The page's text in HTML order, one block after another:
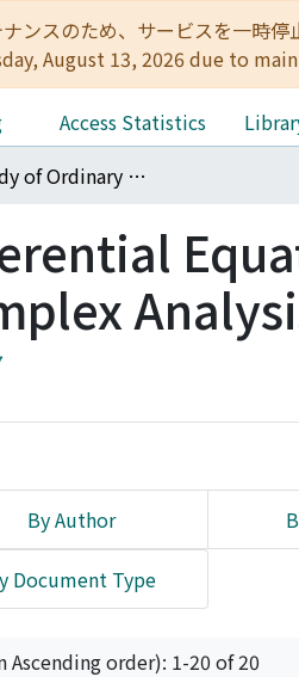
ンスのため、サービスを一
August 13, 2026 due to
Access Statistics
0196 Study of Ordinary Differential Equation from the Stand Point of Complex Analysis
By Author
Document Type
order): 1-20 of 20